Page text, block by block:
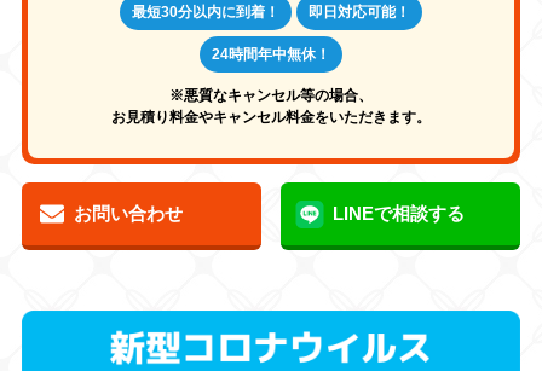
最短30分以内に到着！ 即日対応可能！
24時間年中無休！
※悪質なキャンセル等の場合、
お見積り料金やキャンセル料金をいただきます。
お問い合わせ LINEで相談する